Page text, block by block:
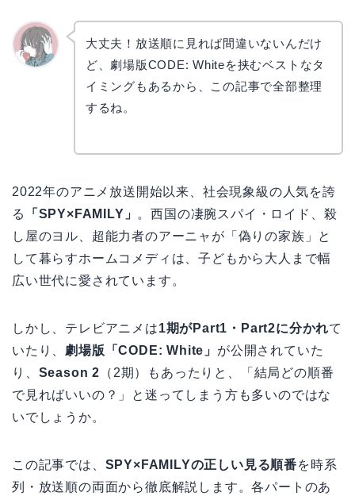
大丈夫！放送順に見れば間違いないんだけ
ど、劇場版CODE: Whiteを挟むベストなタ
イミングもあるから、この記事で全部整理
するね。
2022年のアニメ放送開始以来、社会現象級の人気を誇
る
「SPY×FAMILY」 。西国の凄腕スパイ・ロイド、殺
し屋のヨル、超能力者のアーニャが「偽りの家族」と
して暮らすホームコメディは、子どもから大人まで幅
広い世代に愛されています。
しかし、テレビアニメは1期がPart1・Part2に分かれて
いたり、 劇場版「CODE: White」 が公開されていた
り、 Season 2 （2期）もあったりと、「結局どの順番
で見ればいいの？」と迷ってしまう方も多いのではな
いでしょうか。
この記事では、 SPY×FAMILYの正しい見る順番を時系
列・放送順の両面から徹底解説します。各パートのあ